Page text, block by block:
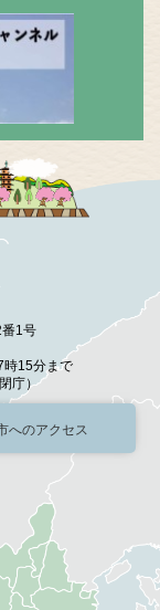
1号
時15分まで
庁）
へのアクセス